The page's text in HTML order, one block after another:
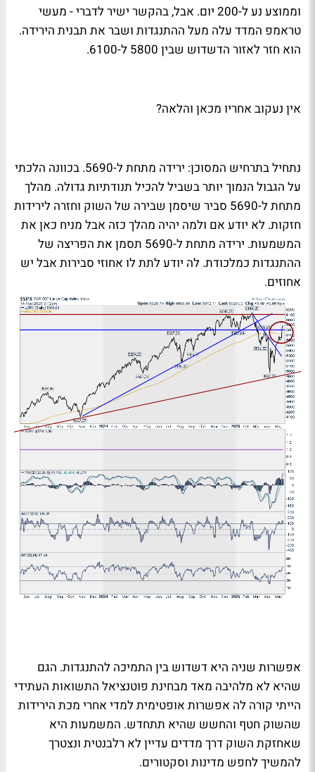
וממוצע נע ל-200 יום. אבל, בהקשר ישיר לדברי - מעשי
טראמפ המדד עלה מעל ההתנגדות ושבר את תבנית הירידה.
הוא חזר לאזור הדשדוש שבין 5800 ל-6100.
אין נעקוב אחריו מכאן והלאה?
נתחיל בתרחיש המסוכן: ירידה מתחת ל-5690. בכוונה הלכתי
על הגבול הנמוך יותר בשביל להכיל תנודתיות גדולה. מהלך
מתחת ל-5690 סביר שיסמן שבירה של השוק וחזרה לירידות
חזקות. לא יודע אם ולמה יהיה מהלך כזה אבל מניח כאן את
המשמעות. ירידה מתחת ל-5690 תסמן את הפריצה של
ההתנגדות כמלכודת. לה יודע לתת לו אחוזי סבירות אבל יש
אחוזים.
אפשרות שניה היא דשדוש בין התמיכה להתנגדות. הגם
שהיא לא מלהיבה מאד מבחינת פוטנציאל התשואות העתידי
הייתי קורה לה אפשרות אופטימית למדי אחרי מכת הירידות
שהשוק חטף והחשש שהיא תתחדש. המשמעות היא
שאחזקת השוק דרך מדדים עדיין לא רלבנטית ונצטרך
להמשיך לחפש מדינות וסקטורים.